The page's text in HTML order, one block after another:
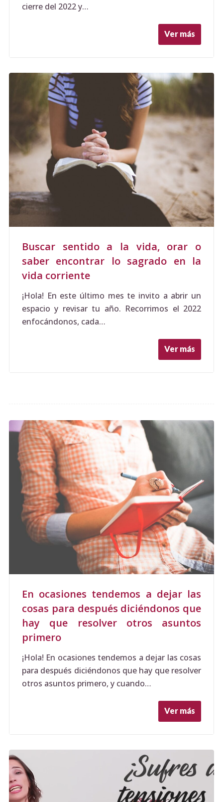
cierre del 2022 y…
Ver más
Buscar sentido a la vida, orar o
saber encontrar lo sagrado en la
vida corriente
¡Hola! En este último mes te invito a abrir un
espacio y revisar tu año. Recorrimos el 2022
enfocándonos, cada…
Ver más
En ocasiones tendemos a dejar las
cosas para después diciéndonos que
hay que resolver otros asuntos
primero
¡Hola! En ocasiones tendemos a dejar las cosas
para después diciéndonos que hay que resolver
otros asuntos primero, y cuando…
Ver más